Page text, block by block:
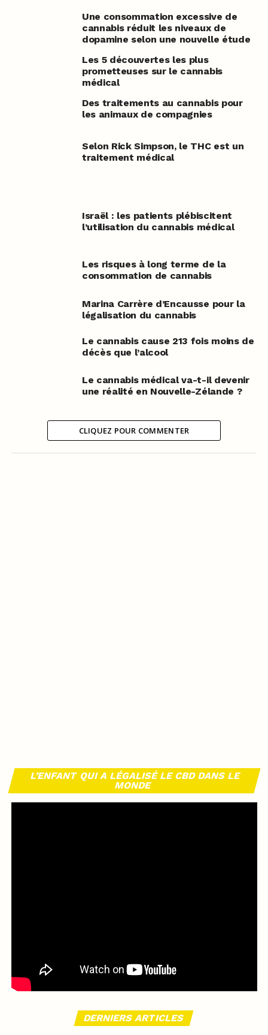
Une consommation excessive de
cannabis réduit les niveaux de
dopamine selon une nouvelle étude
Les 5 découvertes les plus
prometteuses sur le cannabis
médical
Des traitements au cannabis pour
les animaux de compagnies
Selon Rick Simpson, le THC est un
traitement médical
Israël : les patients plébiscitent
l’utilisation du cannabis médical
Les risques à long terme de la
consommation de cannabis
Marina Carrère d’Encausse pour la
légalisation du cannabis
Le cannabis cause 213 fois moins de
décès que l’alcool
Le cannabis médical va-t-il devenir
une réalité en Nouvelle-Zélande ?
CLIQUEZ POUR COMMENTER
L’ENFANT QUI A LÉGALISÉ LE CBD DANS LE
MONDE
DERNIERS ARTICLES